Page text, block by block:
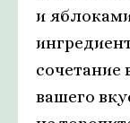
и
сочетание
вашего